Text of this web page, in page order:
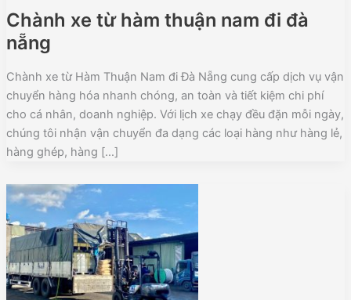
Chành xe từ hàm thuận nam đi đà
nẵng
Chành xe từ Hàm Thuận Nam đi Đà Nẵng cung cấp dịch vụ vận
chuyển hàng hóa nhanh chóng, an toàn và tiết kiệm chi phí
cho cá nhân, doanh nghiệp. Với lịch xe chạy đều đặn mỗi ngày,
chúng tôi nhận vận chuyển đa dạng các loại hàng như hàng lẻ,
hàng ghép, hàng […]